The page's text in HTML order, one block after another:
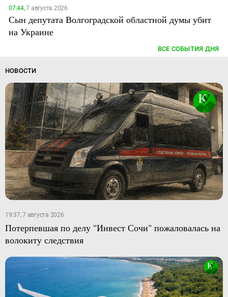
07:44,7 августа 2026
Сын депутата Волгоградской областной думы убит
на Украине
ВСЕ СОБЫТИЯ ДНЯ
НОВОСТИ
19:37, 7 августа 2026
Потерпевшая по делу "Инвест Сочи" пожаловалась на
волокиту следствия